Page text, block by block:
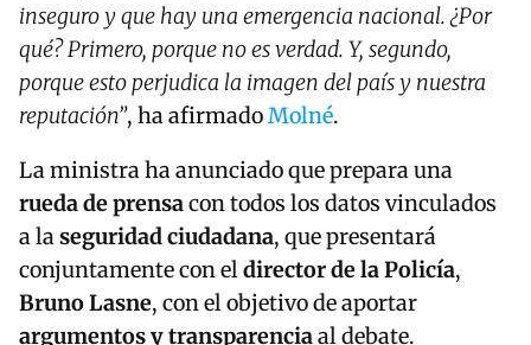
inseguro y que hay una emergencia nacional. ¿Por
qué? Primero, porque no es verdad. Y, segundo,
porque esto perjudica la imagen del país y nuestra
reputación”, ha afirmadoMolné.
La ministra ha anunciado que prepara una
rueda de prensacon todos los datos vinculados
a laseguridad ciudadana, que presentará
conjuntamente con eldirector de la Policía,
Bruno Lasne, con el objetivo de aportar
argumentos y transparenciaal debate.